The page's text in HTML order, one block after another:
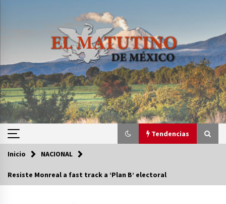
Tendencias
Tendencias
Inicio NACIONAL
Resiste Monreal a fast track a ‘Plan B’ electoral